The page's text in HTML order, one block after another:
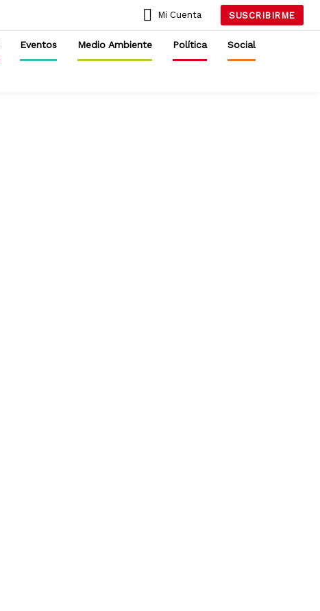
Mi Cuenta SUSCRIBIRME
Eventos Medio Ambiente Política Social